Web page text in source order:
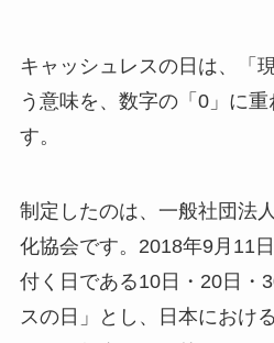
キャッシュレスの日は、「
う意味を、数字の「0」に
す。
制定したのは、一般社団法
化協会です。2018年9月11
付く日である10日・20日・
スの日」とし、日本におけ